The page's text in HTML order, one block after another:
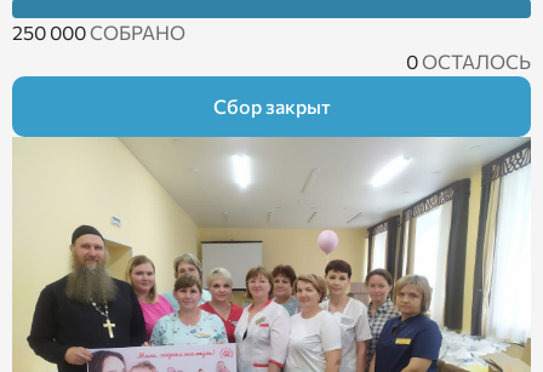
250 000СОБРАНО
0ОСТАЛОСЬ
Сбор закрыт